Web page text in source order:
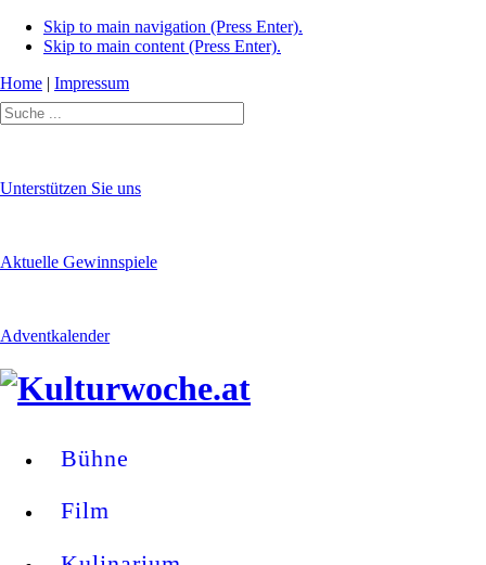
Skip to main navigation (Press Enter).
Skip to main content (Press Enter).
Home | Impressum
Unterstützen Sie uns
Aktuelle Gewinnspiele
Adventkalender
Bühne
Film